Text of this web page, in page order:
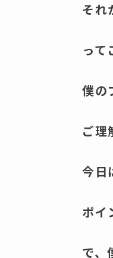
それ
って
僕の
ご理
今日
ポイ
で、